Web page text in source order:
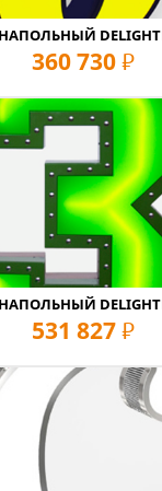
360 730 руб
531 827 руб